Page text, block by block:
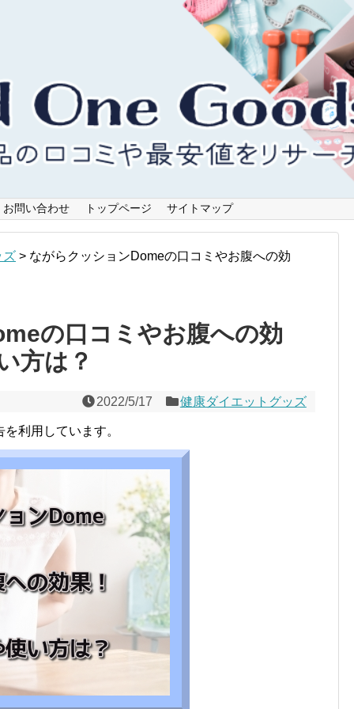
お問い合わせ トップページ サイトマップ
ズ > ながらクッションDomeの口コミやお腹への効
の口コミやお腹への効
方は？
2022/5/17 健康ダイエットグッズ
利用しています。